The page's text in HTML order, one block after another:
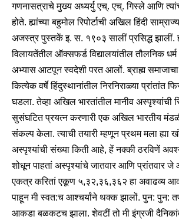
गणनासत्राचे मुख्य अध्यर्यु एच्. एच्. गिस्ले आणि
होते. ह्यांच्या बहुमोल रिपोर्टाची अखिल हिंदी
अजस्त्र पुस्तकें इ. स. १९०३ सालीं प्रसिद्ध झालीं.
विलायतेंतील ऑक्सफर्ड विद्यालयांतील तौलनिक
अभ्यास आटपून स्वदेशी परत आलों. ब्राह्म
कित्येक वर्षे हिंदुस्थानांतील निरनिराळ्या प्रांतांत
घडला. तेव्हा अखिल भारतांतील मानीव अस्पृश्यांची
सुसंघटित प्रयत्न करणारी एक अखिल भारतीय
संकल्प केला. त्याची तयारी म्हणून प्रथम मला ह्या
अस्पृश्यांची संख्या किती आहे, हें नक्की ठरविणें अवश्य
शोधून पाहतां अस्पृश्यांचे जातवार आणि प्रांतवार
एकत्र करितां एकूण ५,३२,३६,३६२ हा अवाढव्य
पाहून मी स्वत:च आश्चर्यांने थक्क झालों. पुन: पुन:
आकडा बळकटच झाला. शेवटीं तो मी इंग्रजी